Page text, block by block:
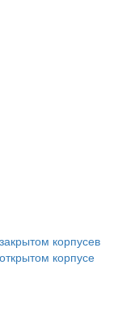
корпусев
корпусе